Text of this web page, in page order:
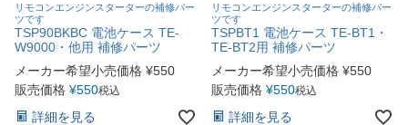
リモコンエンジンスターターの補修パー
ツです
TSP90BKBC 電池ケース TE-
W9000・他用 補修パーツ
メーカー希望小売価格 ¥550
販売価格 ¥550税込
詳細を見る
リモコンエンジンスターターの補修パー
ツです
TSPBT1 電池ケース TE-BT1・
TE-BT2用 補修パーツ
メーカー希望小売価格 ¥550
販売価格 ¥550税込
詳細を見る